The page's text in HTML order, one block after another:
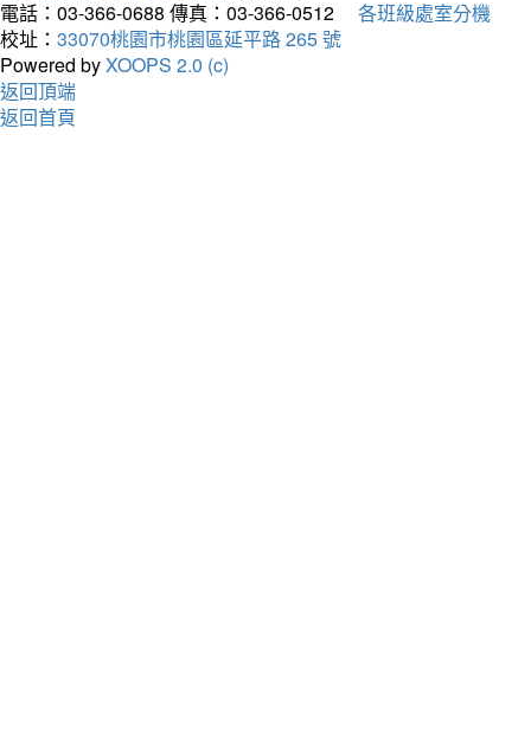
電話：03-366-0688 傳真：03-366-0512
各班級處室分機
校址： 33070桃園市桃園區延平路 265 號
Powered byXOOPS 2.0 (c)
返回頂端
返回首頁